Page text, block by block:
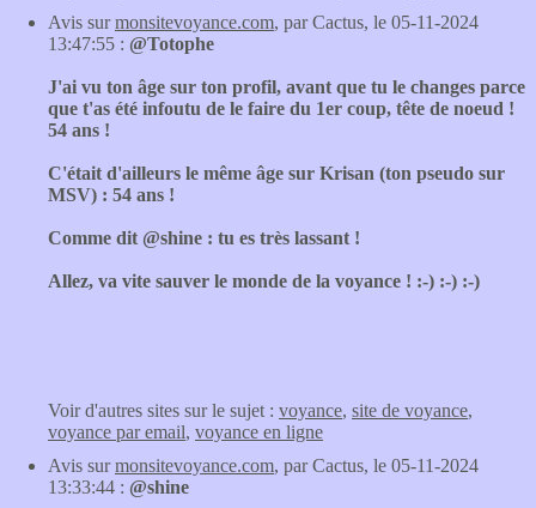
Avis surmonsitevoyance.com, par Cactus, le 05-11-2024
13:47:55 : @Totophe
J'ai vu ton âge sur ton profil, avant que tu le changes parce
que t'as été infoutu de le faire du 1er coup, tête de noeud !
54 ans !
C'était d'ailleurs le même âge sur Krisan (ton pseudo sur
MSV) : 54 ans !
Comme dit @shine : tu es très lassant !
Allez, va vite sauver le monde de la voyance ! :-) :-) :-)
Voir d'autres sites sur le sujet : voyance, site de voyance,
voyance par email, voyance en ligne
Avis surmonsitevoyance.com, par Cactus, le 05-11-2024
13:33:44 : @shine